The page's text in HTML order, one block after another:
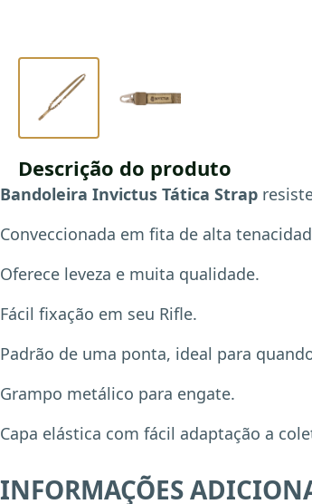
Descrição do produto
Bandoleira Invictus Tática Strap
Conveccionada em fita de alta
Oferece leveza e muita qualidade.
Fácil fixação em seu Rifle.
Padrão de uma ponta, ideal para
Grampo metálico para engate.
Capa elástica com fácil adaptação a
INFORMAÇÕES